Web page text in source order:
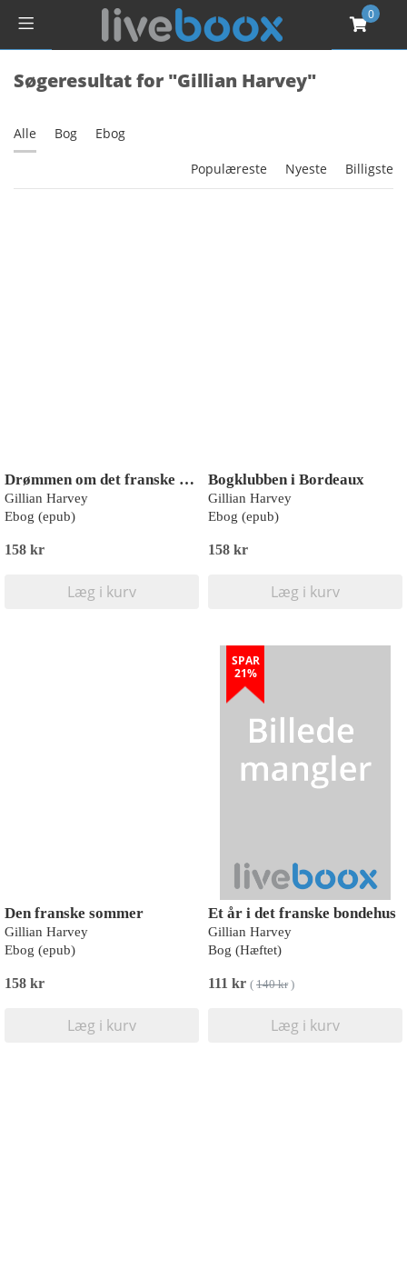
0
Søgeresultat for "Gillian Harvey"
Alle Bog Ebog
Populæreste Nyeste Billigste
Drømmen om det franske slot
Gillian Harvey
Ebog (epub)
158 kr
Læg i kurv
Bogklubben i Bordeaux
Gillian Harvey
Ebog (epub)
158 kr
Læg i kurv
Den franske sommer
Gillian Harvey
Ebog (epub)
158 kr
Læg i kurv
SPAR
21%
Et år i det franske bondehus
Gillian Harvey
Bog (Hæftet)
111 kr ( 140 kr)
Læg i kurv